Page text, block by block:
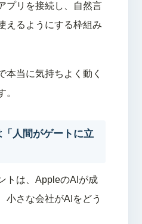
プリを接続し、自然言
えるようにする枠組み
本当に気持ちよく動く
。
人間がゲートに立
トは、AppleのAIが成
小さな会社がAIをどう